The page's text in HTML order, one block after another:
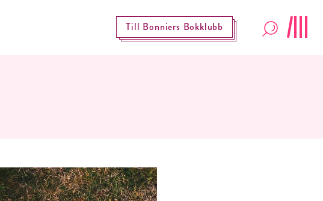
Till Bonniers Bokklubb